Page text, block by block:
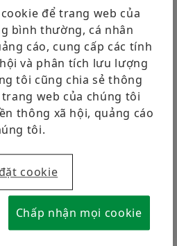
toàn cầu của Schaeffler
Đặt hàng ngay
procurement processes.
concerning procurement
Group are summarised as
để trang web của
bình thường, cá nhân
cáo, cung cấp các tính
và phân tích lưu lượng
tôi cũng chia sẻ thông
web của chúng tôi
thông xã hội, quảng cáo
tôi.
cookie
Chấp nhận mọi cookie